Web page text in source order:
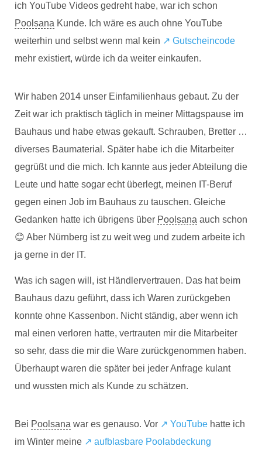
ich YouTube Videos gedreht habe, war ich schon
Poolsana Kunde. Ich wäre es auch ohne YouTube
weiterhin und selbst wenn mal kein ↗️ Gutscheincode
mehr existiert, würde ich da weiter einkaufen.
Wir haben 2014 unser Einfamilienhaus gebaut. Zu der
Zeit war ich praktisch täglich in meiner Mittagspause im
Bauhaus und habe etwas gekauft. Schrauben, Bretter …
diverses Baumaterial. Später habe ich die Mitarbeiter
gegrüßt und die mich. Ich kannte aus jeder Abteilung die
Leute und hatte sogar echt überlegt, meinen IT-Beruf
gegen einen Job im Bauhaus zu tauschen. Gleiche
Gedanken hatte ich übrigens über Poolsana auch schon
😊 Aber Nürnberg ist zu weit weg und zudem arbeite ich
ja gerne in der IT.
Was ich sagen will, ist Händlervertrauen. Das hat beim
Bauhaus dazu geführt, dass ich Waren zurückgeben
konnte ohne Kassenbon. Nicht ständig, aber wenn ich
mal einen verloren hatte, vertrauten mir die Mitarbeiter
so sehr, dass die mir die Ware zurückgenommen haben.
Überhaupt waren die später bei jeder Anfrage kulant
und wussten mich als Kunde zu schätzen.
Bei Poolsana war es genauso. Vor ↗️ YouTube hatte ich
im Winter meine ↗️ aufblasbare Poolabdeckung